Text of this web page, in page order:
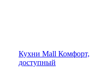
Кухни Mall Комфорт,
доступный